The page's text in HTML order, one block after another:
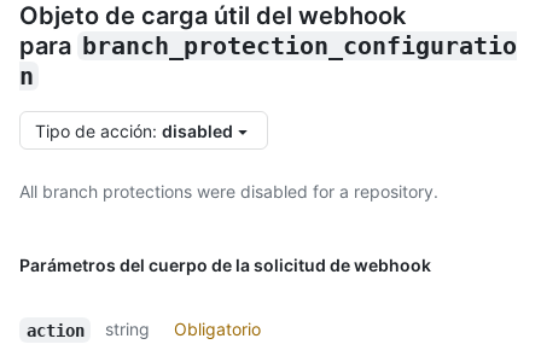
Objeto de carga útil del webhook
para branch_protection_configuratio
n
Tipo de acción: disabled
All branch protections were disabled for a repository.
Parámetros del cuerpo de la solicitud de webhook
action string
Obligatorio